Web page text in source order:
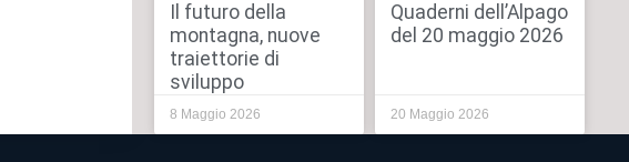
Il futuro della
montagna, nuove
traiettorie di
sviluppo
8 Maggio 2026
Quaderni dell’Alpago
del 20 maggio 2026
20 Maggio 2026